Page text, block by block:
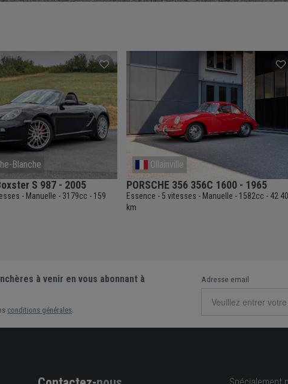
Blanche
S 987 - 2005
- Manuelle - 3179cc - 159
Ollainville
PORSCHE 356 356C 1600 - 1965
Essence - 5 vitesses - Manuelle - 1582cc - 42
km
à venir en vous abonnant à
conditions générales.
Adresse email